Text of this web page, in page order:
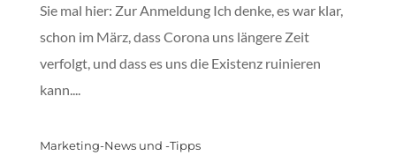
Sie mal hier: Zur Anmeldung Ich denke, es war klar,
schon im März, dass Corona uns längere Zeit
verfolgt, und dass es uns die Existenz ruinieren
kann....
Marketing-News und -Tipps